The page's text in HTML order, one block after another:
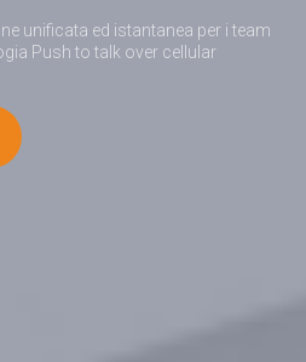
unificata ed istantanea per i team
Push to talk over cellular